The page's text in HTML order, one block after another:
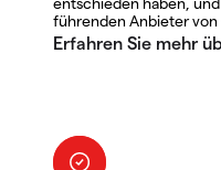
führenden Anbieter von